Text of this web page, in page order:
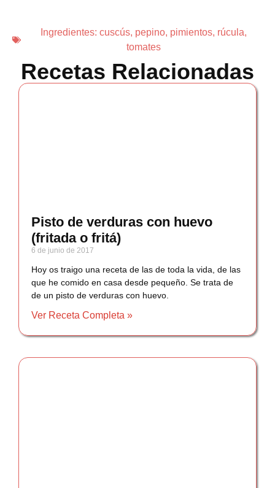
Ingredientes: cuscús, pepino, pimientos, rúcula,
tomates
Recetas Relacionadas
Pisto de verduras con huevo
(fritada o fritá)
6 de junio de 2017
Hoy os traigo una receta de las de toda la vida, de las
que he comido en casa desde pequeño. Se trata de
de un pisto de verduras con huevo.
Ver Receta Completa »